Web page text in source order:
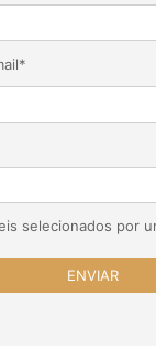
selecionados por